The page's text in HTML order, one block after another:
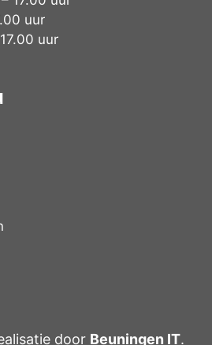
uur
uur
door Beuningen IT.